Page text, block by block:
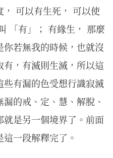
可以有生死， 可以使
「有」； 有緣生， 那麼
若無我的時候，也就沒
，有滅則生滅，所以這
有漏的色受想行識寂滅
的戒、定、慧、解脫、
是另一個境界了。前面
一段解釋完了。